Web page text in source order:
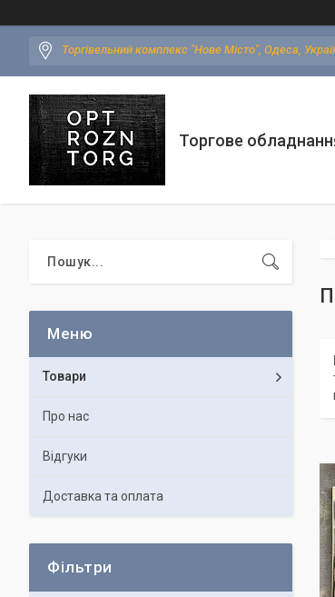
Торгівельний комплекс "Нове Місто", Одеса,
Торгове
Товари
Про нас
Відгуки
Доставка та оплата
Фільтри